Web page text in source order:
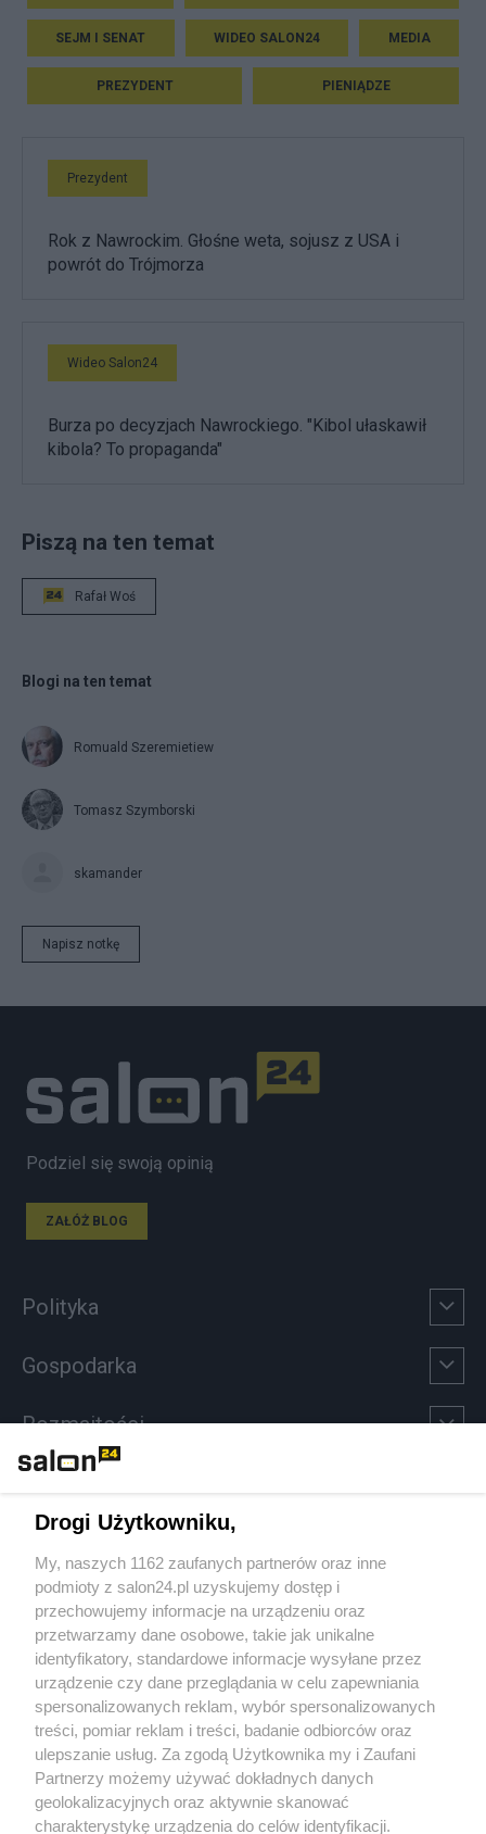
SEJM I SENAT WIDEO SALON24 MEDIA
PREZYDENT PIENIĄDZE
Prezydent
Rok z Nawrockim. Głośne weta, sojusz z USA i
powrót do Trójmorza
Wideo Salon24
Burza po decyzjach Nawrockiego. "Kibol ułaskawił
kibola? To propaganda"
Piszą na ten temat
Rafał Woś
Blogi na ten temat
Romuald Szeremietiew
Tomasz Szymborski
skamander
Napisz notkę
Podziel się swoją opinią
ZAŁÓŻ BLOG
Polityka
Gospodarka
Rozmaitości
Sport
Społeczeństwo
Kultura
X Facebook Instagram Youtube
Drogi Użytkowniku,
My, naszych 1162 zaufanych partnerów oraz inne
podmioty z salon24.pl uzyskujemy dostęp i
przechowujemy informacje na urządzeniu oraz
przetwarzamy dane osobowe, takie jak unikalne
identyfikatory, standardowe informacje wysyłane przez
urządzenie czy dane przeglądania w celu zapewniania
spersonalizowanych reklam, wybór spersonalizowanych
treści, pomiar reklam i treści, badanie odbiorców oraz
ulepszanie usług. Za zgodą Użytkownika my i Zaufani
Partnerzy możemy używać dokładnych danych
geolokalizacyjnych oraz aktywnie skanować
charakterystykę urządzenia do celów identyfikacji.